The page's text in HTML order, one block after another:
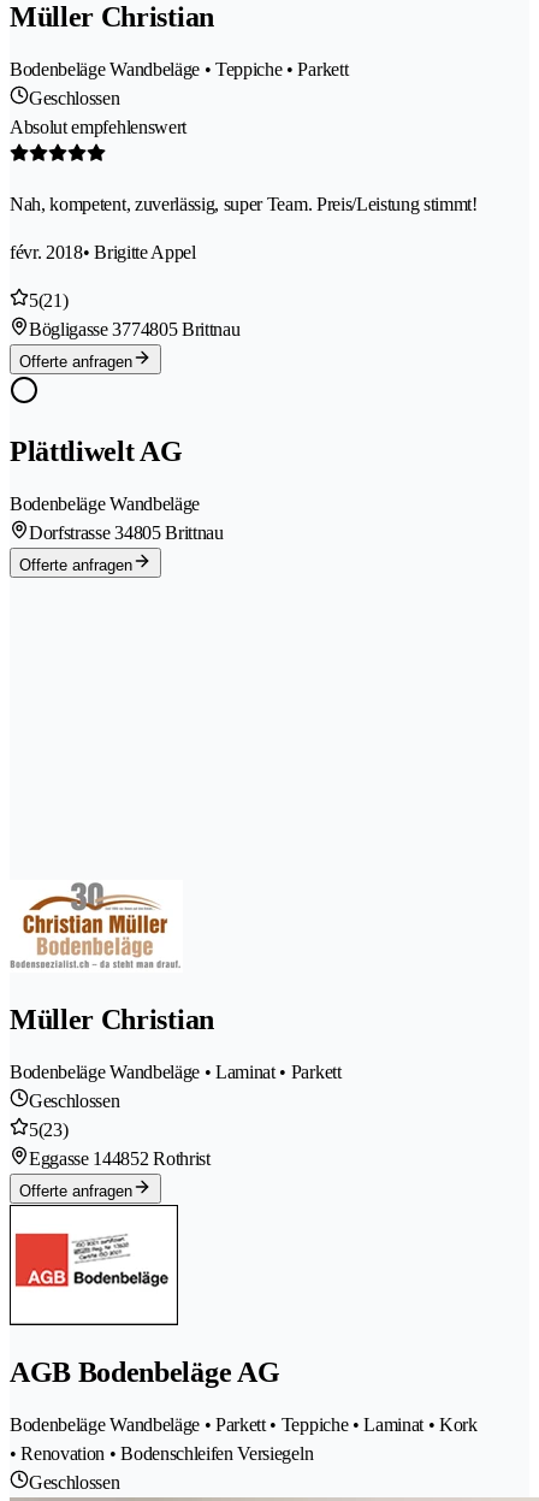
Müller Christian
Bodenbeläge Wandbeläge • Teppiche • Parkett
Geschlossen
Absolut empfehlenswert
Nah, kompetent, zuverlässig, super Team. Preis/Leistung stimmt!
févr. 2018• Brigitte Appel
5(21)
Bögligasse 3774805 Brittnau
Offerte anfragen
Plättliwelt AG
Bodenbeläge Wandbeläge
Dorfstrasse 34805 Brittnau
Offerte anfragen
Müller Christian
Bodenbeläge Wandbeläge • Laminat • Parkett
Geschlossen
5(23)
Eggasse 144852 Rothrist
Offerte anfragen
AGB Bodenbeläge AG
Bodenbeläge Wandbeläge • Parkett • Teppiche • Laminat • Kork
• Renovation • Bodenschleifen Versiegeln
Geschlossen